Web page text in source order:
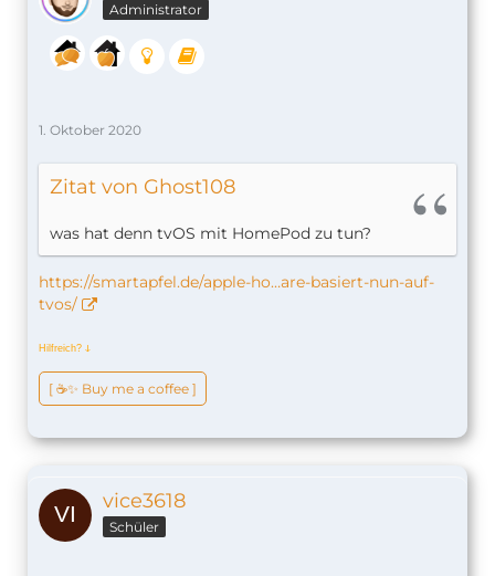
Administrator
1. Oktober 2020
Zitat von Ghost108
was hat denn tvOS mit HomePod zu tun?
https://smartapfel.de/apple-ho…are-basiert-nun-auf-
tvos/
Hilfreich? ↆ
[ ☕️✨ Buy me a coffee ]
vice3618
Schüler